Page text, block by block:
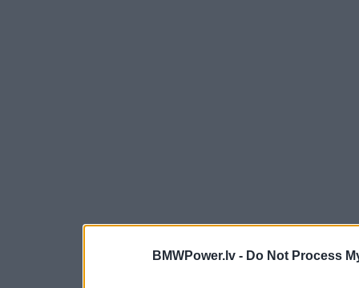
BMWPower.lv - Do Not Process